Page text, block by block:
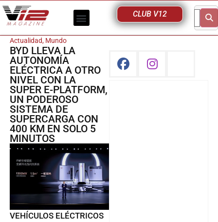
CLUB V12
Actualidad, Mundo
BYD LLEVA LA
AUTONOMÍA
ELÉCTRICA A OTRO
NIVEL CON LA
SUPER E-PLATFORM,
UN PODEROSO
SISTEMA DE
SUPERCARGA CON
400 KM EN SOLO 5
MINUTOS
VEHÍCULOS ELÉCTRICOS